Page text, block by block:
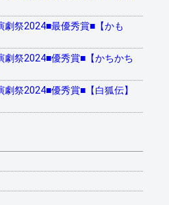
劇祭2024■最優秀賞■【かも
劇祭2024■優秀賞■【かちかち
祭2024■優秀賞■【白狐伝】